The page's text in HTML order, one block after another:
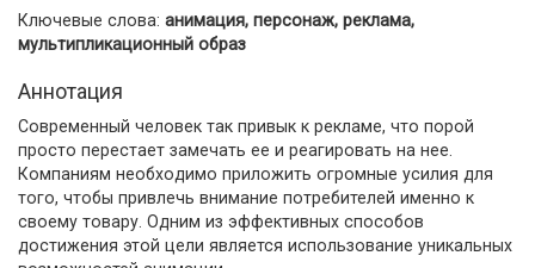
Ключевые слова: анимация, персонаж, реклама,
мультипликационный образ
Аннотация
Современный человек так привык к рекламе, что порой
просто перестает замечать ее и реагировать на нее.
Компаниям необходимо приложить огромные усилия для
того, чтобы привлечь внимание потребителей именно к
своему товару. Одним из эффективных способов
достижения этой цели является использование уникальных